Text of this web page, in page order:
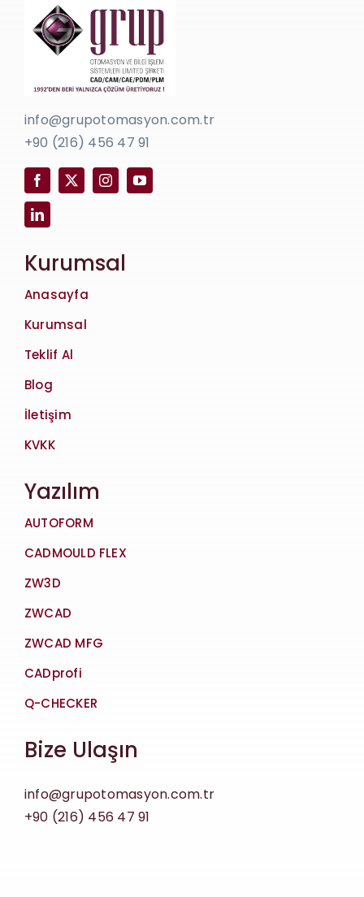
info@grupotomasyon.com.tr
+90 (216) 456 47 91
Kurumsal
Anasayfa
Kurumsal
Teklif Al
Blog
İletişim
KVKK
Yazılım
AUTOFORM
CADMOULD FLEX
ZW3D
ZWCAD
ZWCAD MFG
CADprofi
Q-CHECKER
Bize Ulaşın
info@grupotomasyon.com.tr
+90 (216) 456 47 91